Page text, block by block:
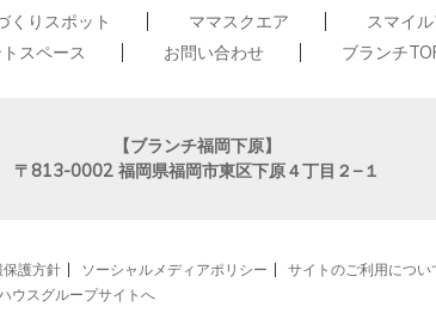
くりスポット ママスクエア スマイ
スペース
お問い合わせ ブランチ
【ブランチ福岡下原】
〒813-0002 福岡県福岡市東区下原４丁目２−１
護方針 ソーシャルメディアポリシー
サイトのご利用につい
ウスグループサイトへ